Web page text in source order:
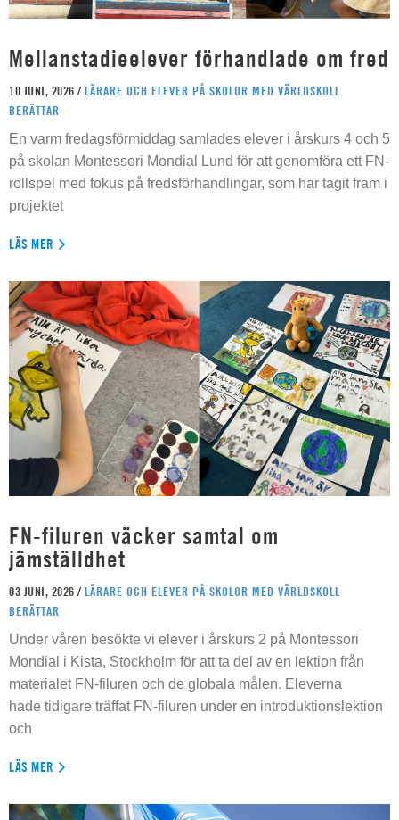
Mellanstadieelever förhandlade om fred
10 JUNI, 2026 / LÄRARE OCH ELEVER PÅ SKOLOR MED VÄRLDSKOLL
BERÄTTAR
En varm fredagsförmiddag samlades elever i årskurs 4 och 5
på skolan Montessori Mondial Lund för att genomföra ett FN-
rollspel med fokus på fredsförhandlingar, som har tagit fram i
projektet
LÄS MER
FN-filuren väcker samtal om
jämställdhet
03 JUNI, 2026 / LÄRARE OCH ELEVER PÅ SKOLOR MED VÄRLDSKOLL
BERÄTTAR
Under våren besökte vi elever i årskurs 2 på Montessori
Mondial i Kista, Stockholm för att ta del av en lektion från
materialet FN-filuren och de globala målen. Eleverna
hade tidigare träffat FN-filuren under en introduktionslektion
och
LÄS MER